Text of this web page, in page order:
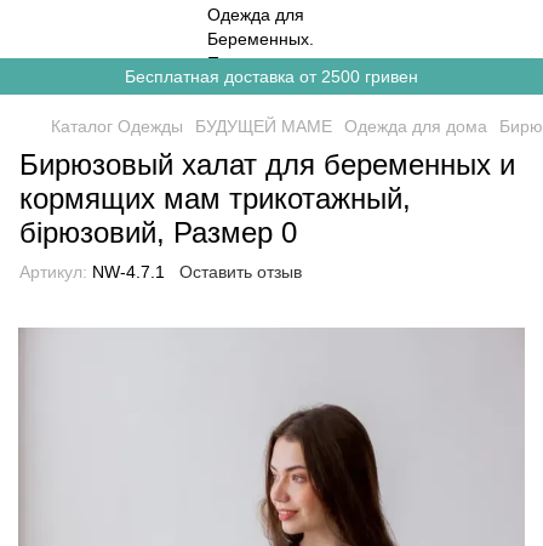
Бесплатная доставка от 2500 гривен
Каталог Одежды БУДУЩЕЙ МАМЕ Одежда для дома
Бирюзовый халат для беременных и
кормящих мам трикотажный,
бірюзовий, Размер 0
Артикул: NW-4.7.1 Оставить отзыв